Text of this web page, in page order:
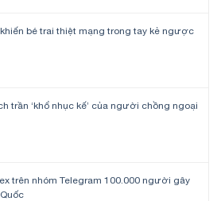
bé trai thiệt mạng trong tay kẻ ngược
trần ‘khổ nhục kế’ của người chồng ngoại
trên nhóm Telegram 100.000 người gây